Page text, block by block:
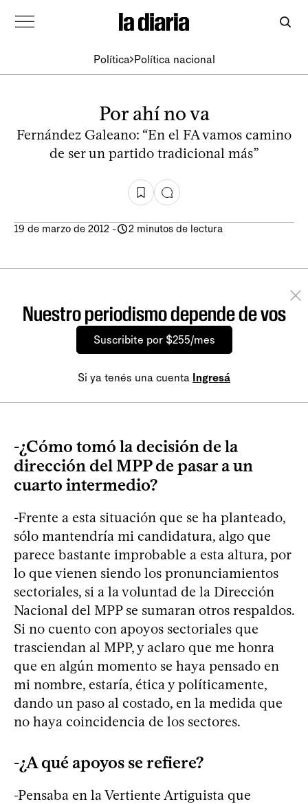
Política Política nacional
Por ahí no va
Fernández Galeano: “En el FA vamos camino
de ser un partido tradicional más”
19 de marzo de 2012 - 2 minutos de lectura
Nuestro periodismo depende de vos
Suscribite por $255/mes
Si ya tenés una cuenta Ingresá
-¿Cómo tomó la decisión de la
dirección del MPP de pasar a un
cuarto intermedio?
-Frente a esta situación que se ha planteado,
sólo mantendría mi candidatura, algo que
parece bastante improbable a esta altura, por
lo que vienen siendo los pronunciamientos
sectoriales, si a la voluntad de la Dirección
Nacional del MPP se sumaran otros respaldos.
Si no cuento con apoyos sectoriales que
trasciendan al MPP, y aclaro que me honra
que en algún momento se haya pensado en
mi nombre, estaría, ética y políticamente,
dando un paso al costado, en la medida que
no haya coincidencia de los sectores.
-¿A qué apoyos se refiere?
-Pensaba en la Vertiente Artiguista que